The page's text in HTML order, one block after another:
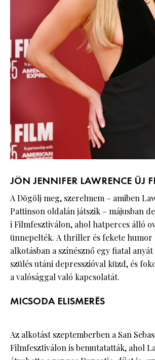
JÖN JENNIFER LAWRENCE ÚJ
A Dögölj meg, szerelmem – amiben
Pattinson oldalán játszik – májusban
i Filmfesztiválon, ahol hatperces álló
ünnepelték. A thriller és fekete humor
alkotásban a színésznő egy fiatal
szülés utáni depresszióval küzd, és
a valósággal való kapcsolatát.
MICSODA ELISMERÉS
Az alkotást szeptemberben a San
Filmfesztiválon is bemutatatták, ahol